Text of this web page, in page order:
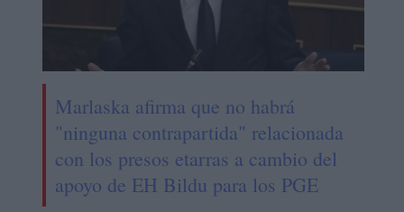
Marlaska afirma que no habrá
"ninguna contrapartida" relacionada
con los presos etarras a cambio del
apoyo de EH Bildu para los PGE